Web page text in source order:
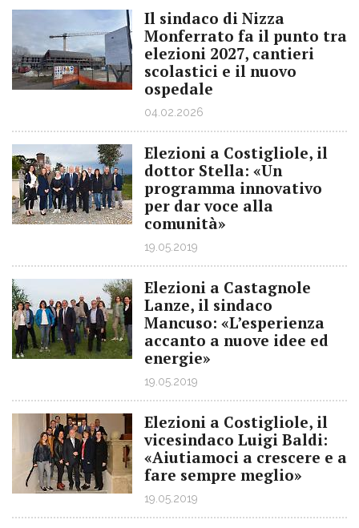
Il sindaco di Nizza
Monferrato fa il punto tra
elezioni 2027, cantieri
scolastici e il nuovo
ospedale
04.02.2026
Elezioni a Costigliole, il
dottor Stella: «Un
programma innovativo
per dar voce alla
comunità»
19.05.2019
Elezioni a Castagnole
Lanze, il sindaco
Mancuso: «L’esperienza
accanto a nuove idee ed
energie»
19.05.2019
Elezioni a Costigliole, il
vicesindaco Luigi Baldi:
«Aiutiamoci a crescere e a
fare sempre meglio»
19.05.2019